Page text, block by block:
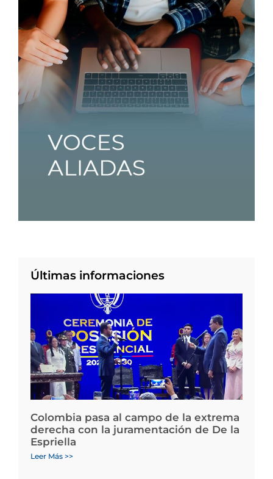
Últimas informaciones
Colombia pasa al campo de la extrema
derecha con la juramentación de De la
Espriella
Leer Más >>